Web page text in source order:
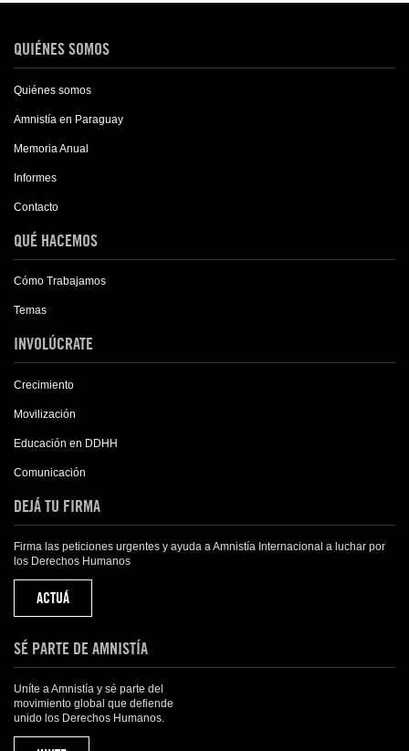
QUIÉNES SOMOS
Quiénes somos
Amnistía en Paraguay
Memoria Anual
Informes
Contacto
QUÉ HACEMOS
Cómo Trabajamos
Temas
INVOLÚCRATE
Crecimiento
Movilización
Educación en DDHH
Comunicación
DEJÁ TU FIRMA
Firma las peticiones urgentes y ayuda a Amnistía Internacional a luchar por
los Derechos Humanos
ACTUÁ
SÉ PARTE DE AMNISTÍA
Uníte a Amnistía y sé parte del
movimiento global que defiende
unido los Derechos Humanos.